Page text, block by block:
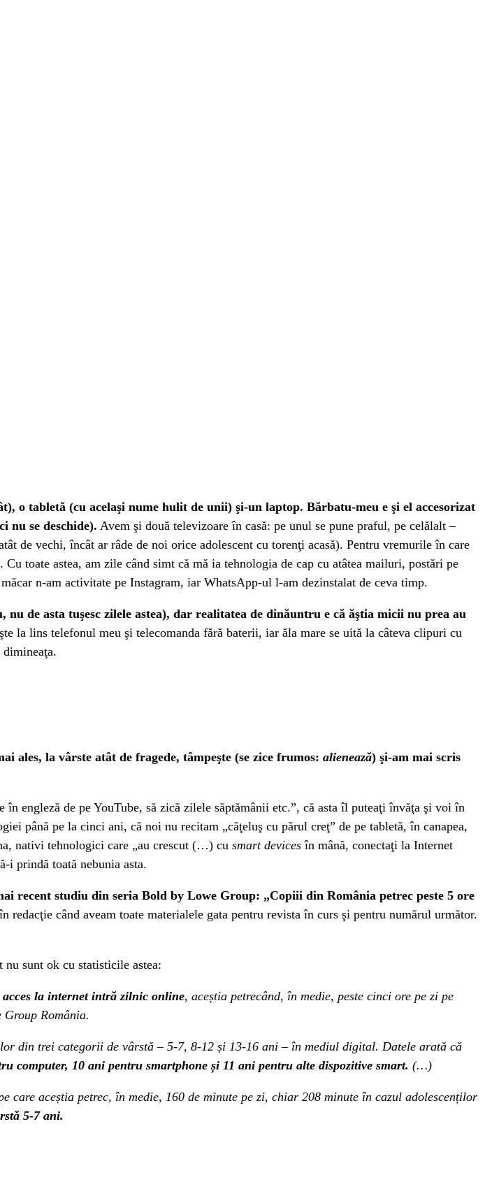
o tabletă (cu acelaşi nume hulit de unii) şi-un laptop. Bărbatu-meu e şi el accesorizat
nu se deschide). Avem şi două televizoare în casă: pe unul se pune praful, pe celălalt –
de vechi, încât ar râde de noi orice adolescent cu torenţi acasă). Pentru vremurile în care
Cu toate astea, am zile când simt că mă ia tehnologia de cap cu atâtea mailuri, postări pe
n-am activitate pe Instagram, iar WhatsApp-ul l-am dezinstalat de ceva timp.
de asta tuşesc zilele astea), dar realitatea de dinăuntru e că ăştia micii nu prea au
la lins telefonul meu şi telecomanda fără baterii, iar ăla mare se uită la câteva clipuri cu
ales, la vârste atât de fragede, tâmpeşte (se zice frumos: alienează) şi-am mai scris
engleză de pe YouTube, să zică zilele săptămânii etc.”, că asta îl puteaţi învăţa şi voi în
până pe la cinci ani, că noi nu recitam „căţeluş cu părul creţ” de pe tabletă, în canapea,
nativi tehnologici care „au crescut (…) cu smart devices în mână, conectaţi la Internet
i prindă toată nebunia asta.
recent studiu din seria Bold by Lowe Group: „Copiii din România petrec peste 5 ore
când aveam toate materialele gata pentru revista în curs şi pentru numărul următor.
sunt ok cu statisticile astea:
la internet intră zilnic online, aceștia petrecând, în medie, peste cinci ore pe zi pe
România.
din trei categorii de vârstă – 5-7, 8-12 și 13-16 ani – în mediul digital. Datele arată că
computer, 10 ani pentru smartphone și 11 ani pentru alte dispozitive smart. (…)
aceștia petrec, în medie, 160 de minute pe zi, chiar 208 minute în cazul adolescenților
5-7 ani.